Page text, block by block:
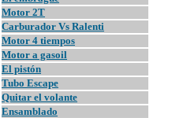
Motor 2T
Carburador Vs Ralenti
Motor 4 tiempos
Motor a gasoil
El pistón
Tubo Escape
Quitar el volante
Ensamblado